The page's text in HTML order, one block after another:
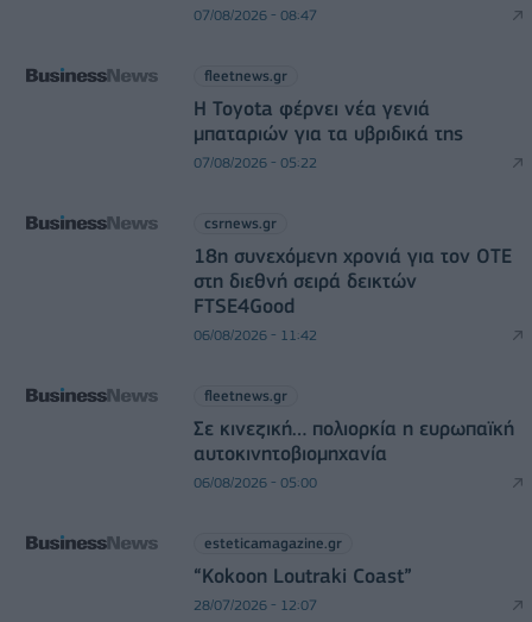
07/08/2026 - 08:47
fleetnews.gr
Η Toyota φέρνει νέα γενιά
μπαταριών για τα υβριδικά της
07/08/2026 - 05:22
csrnews.gr
18η συνεχόμενη χρονιά για τον ΟΤΕ
στη διεθνή σειρά δεικτών
FTSE4Good
06/08/2026 - 11:42
fleetnews.gr
Σε κινεζική… πολιορκία η ευρωπαϊκή
αυτοκινητοβιομηχανία
06/08/2026 - 05:00
esteticamagazine.gr
“Kokoon Loutraki Coast”
28/07/2026 - 12:07